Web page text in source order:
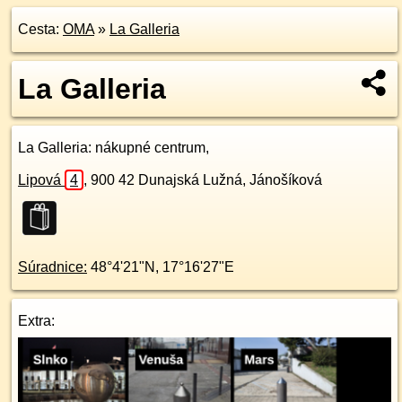
Cesta: OMA» La Galleria
La Galleria
La Galleria: nákupné centrum,
Lipová 4 , 900 42 Dunajská Lužná, Jánošíková
Súradnice: 48°4'21"N , 17°16'27"E
Extra: